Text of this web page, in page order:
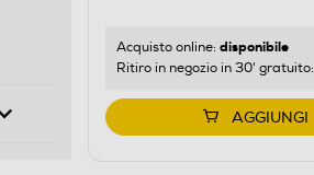
Acquisto online: disponibile
Ritiro in negozio in 30' gratuito:
AGGIUNGI